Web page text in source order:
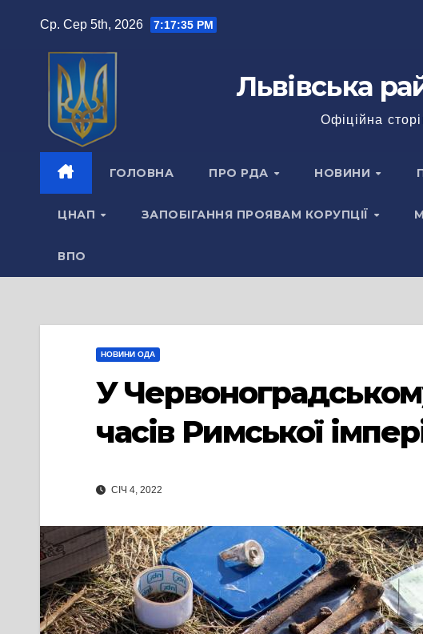
Ср. Сер 5th, 2026 7:17:36 PM
Львівська
Офіційна
ГОЛОВНА ПРО РДА НОВИНИ
ЦНАП ЗАПОБІГАННЯ ПРОЯВАМ КОРУПЦІЇ
ВПО
НОВИНИ ОДА
У
часів Римської
СІЧ 4, 2022